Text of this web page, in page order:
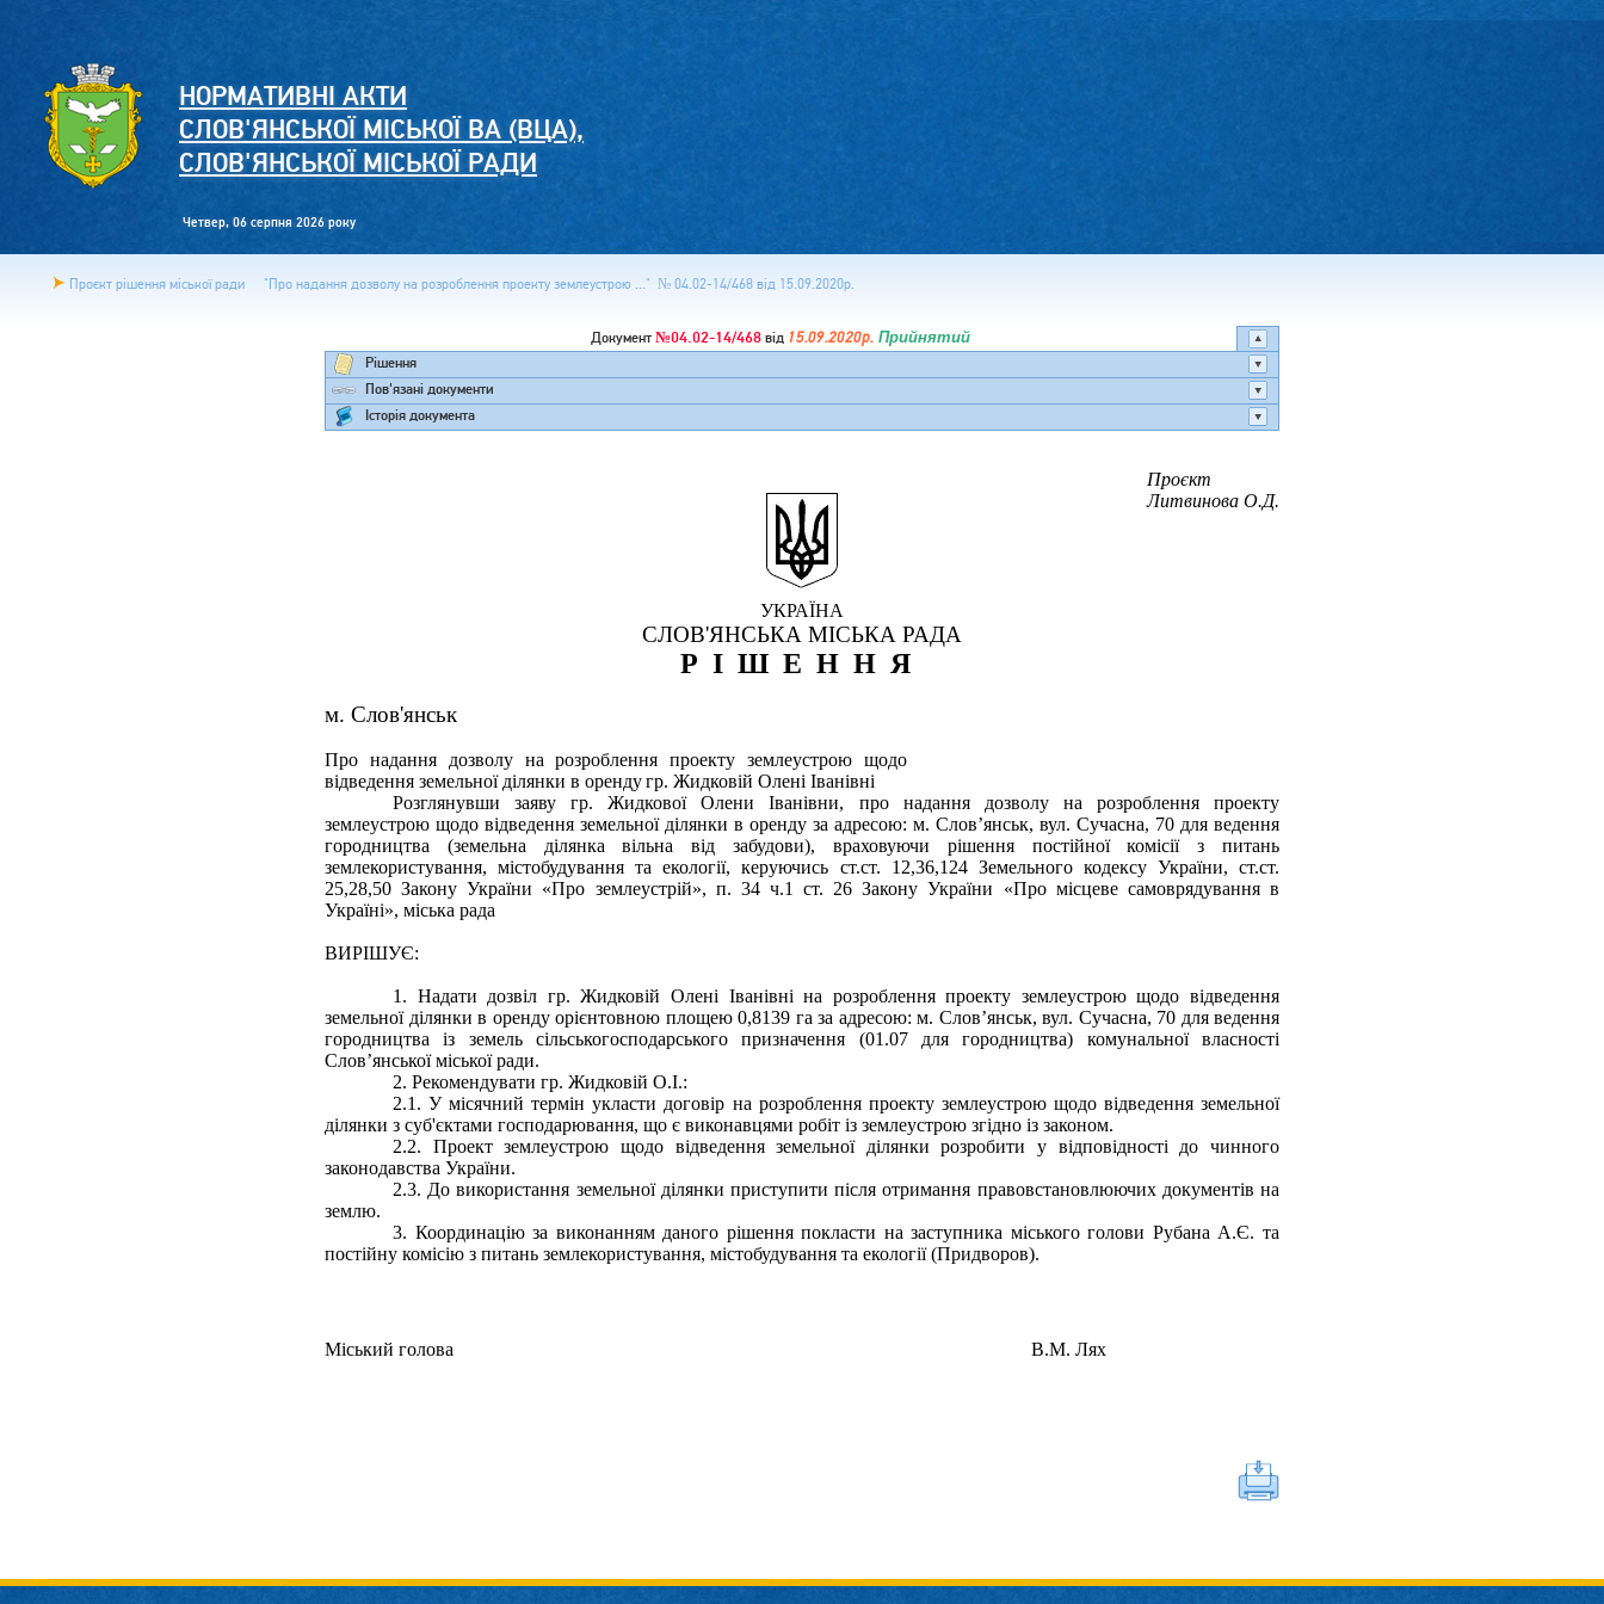
НОРМАТИВНІ АКТИ
СЛОВ'ЯНСЬКОЇ МІСЬКОЇ ВА (ВЦА),
СЛОВ'ЯНСЬКОЇ МІСЬКОЇ РАДИ
Четвер, 06 серпня 2026 року
Проєкт рішення міської ради "Про надання дозволу на розроблення проекту землеустрою ..." № 04.02-14/468 від 15.09.2020р.
Документ №04.02-14/468 від 15.09.2020р. Прийнятий
Рішення
Пов'язані документи
Історія документа
Проєкт
Литвинова О.Д.
УКРАЇНА
СЛОВ'ЯНСЬКА МІСЬКА РАДА
РІШЕННЯ
м. Слов'янськ
Про надання дозволу на розроблення проекту землеустрою щодо
відведення земельної ділянки в орендугр. Жидковій Олені Іванівні
Розглянувши заяву гр. Жидкової Олени Іванівни, про надання дозволу на розроблення проекту
землеустрою щодо відведення земельної ділянки в оренду за адресою: м. Слов’янськ, вул. Сучасна, 70 для ведення
городництва (земельна ділянка вільна від забудови), враховуючи рішення постійної комісії з питань
землекористування, містобудування та екології, керуючись ст.ст. 12,36,124 Земельного кодексу України, ст.ст.
25,28,50 Закону України «Про землеустрій», п. 34 ч.1 ст. 26 Закону України «Про місцеве самоврядування в
Україні», міська рада
ВИРІШУЄ:
1. Надати дозвіл гр. Жидковій Олені Іванівні на розроблення проекту землеустрою щодо відведення
земельної ділянки в оренду орієнтовною площею 0,8139 га за адресою: м. Слов’янськ, вул. Сучасна, 70 для ведення
городництва із земель сільськогосподарського призначення (01.07 для городництва) комунальної власності
Слов’янської міської ради.
2. Рекомендувати гр. Жидковій О.І.:
2.1. У місячний термін укласти договір на розроблення проекту землеустрою щодо відведення земельної
ділянки з суб'єктами господарювання, що є виконавцями робіт із землеустрою згідно із законом.
2.2. Проект землеустрою щодо відведення земельної ділянки розробити у відповідності до чинного
законодавства України.
2.3. До використання земельної ділянки приступити після отримання правовстановлюючих документів на
землю.
3. Координацію за виконанням даного рішення покласти на заступника міського голови Рубана А.Є. та
постійну комісію з питань землекористування, містобудування та екології (Придворов).
Міський голова В.М. Лях